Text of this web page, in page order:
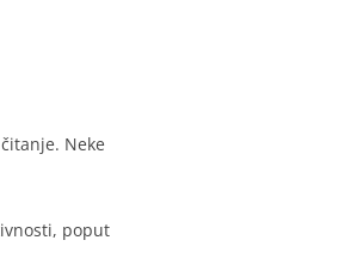
Neke
poput